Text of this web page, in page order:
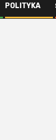
POLITYKA